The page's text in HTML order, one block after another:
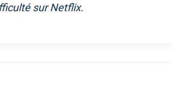
sur Netflix.